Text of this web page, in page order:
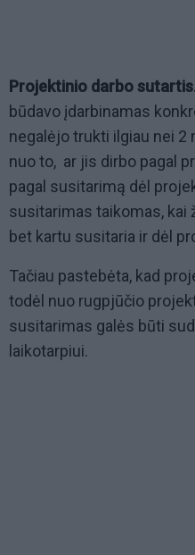
Projektinio darbo sutartis
būdavo įdarbinamas
negalėjo trukti ilgiau nei
nuo to, ar jis dirbo pagal
pagal susitarimą dėl
susitarimas taikomas, kai
bet kartu susitaria ir dėl
Tačiau pastebėta, kad
todėl nuo rugpjūčio
susitarimas galės būti
laikotarpiui.